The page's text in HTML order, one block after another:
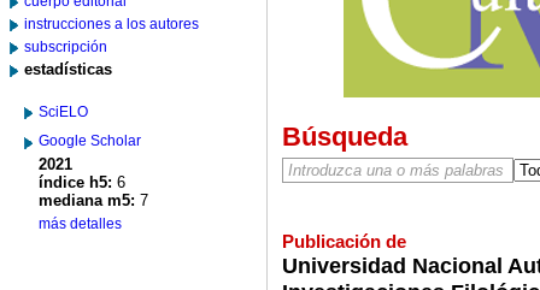
instrucciones a los autores
subscripción
estadísticas
SciELO
Google Scholar
2021
índice h5: 6
mediana m5: 7
más detalles
Búsqueda
Publicación de
Universidad Nacional